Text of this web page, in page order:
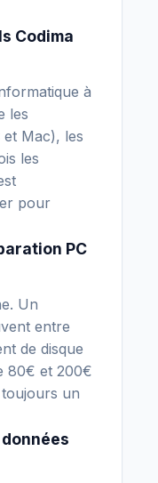
Codima
à
les
Mac), les
les
pour
PC
Un
entre
de disque
80€ et 200€
un